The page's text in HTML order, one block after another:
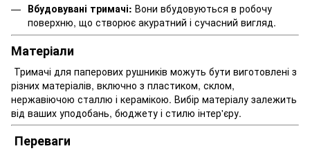
Вбудовувані тримачі: Вони вбудовуються в робочу
поверхню, що створює акуратний і сучасний вигляд.
Матеріали
Тримачі для паперових рушників можуть бути виготовлені з
різних матеріалів, включно з пластиком, склом,
нержавіючою сталлю і керамікою. Вибір матеріалу залежить
від ваших уподобань, бюджету і стилю інтер'єру.
Переваги